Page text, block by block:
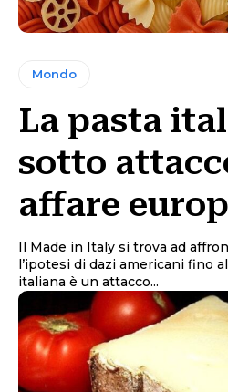
Mondo
La pasta
sotto
affare
Il Made in Italy si trova ad
l’ipotesi di dazi americani fino
italiana è un attacco...